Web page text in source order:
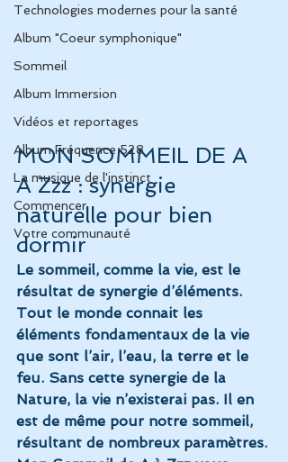
Technologies modernes pour la santé
Album "Coeur symphonique"
Sommeil
Album Immersion
Vidéos et reportages
Album Fréquence 528
La musique de l'instinct
Commencer
Votre communauté
MON SOMMEIL DE A
A Zzz : synergie
naturelle pour bien
dormir
Le sommeil, comme la vie, est le
résultat de synergie d’éléments.
Tout le monde connait les
éléments fondamentaux de la vie
que sont l’air, l’eau, la terre et le
feu. Sans cette synergie de la
Nature, la vie n’existerai pas. Il en
est de même pour notre sommeil,
résultant de nombreux paramètres.